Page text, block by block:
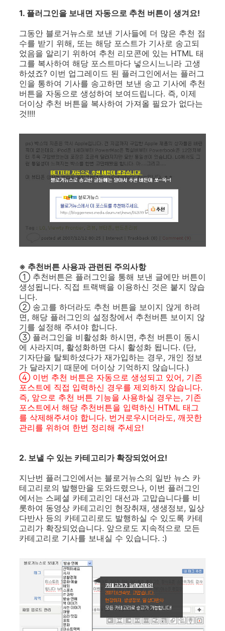
1. 플러그인을 보내면 자동으로 추천 버튼이 생겨요!
그동안 블로거뉴스로 보낸 기사들에 더 많은 추천 점
수를 받기 위해, 또는 해당 포스트가 기사로 송고되
었음을 알리기 위하여 추천 리모콘에 있는 HTML 태
그를 복사하여 해당 포스트마다 넣으시느니라 고생
하셨죠? 이번 업그레이드 된 플러그인에서는 플러그
인을 통하여 기사를 송고하면 보낸 송고 기사에 추천
버튼을 자동으로 생성하여 보여드립니다. 즉, 이제
더이상 추천 버튼을 복사하여 가져올 필요가 없다는
것!!!!
※ 추천버튼 사용과 관련된 주의사항
① 추천버튼은 플러그인을 통해 보낸 글에만 버튼이
생성됩니다. 직접 트랙백을 이용하신 것은 붙지 않습
니다.
② 송고를 하더라도 추천 버튼을 보이지 않게 하려
면, 해당 플러그인의 설정창에서 추천버튼 보이지 않
기를 설정해 주셔야 합니다.
③ 플러그인을 비활성화 하시면, 추천 버튼이 동시
에 사라지며, 활성화하면 다시 활성화 됩니다. (단,
기자단을 탈퇴하셨다가 재가입하는 경우, 개인 정보
가 달라지기 때문에 더이상 기억하지 않습니다.)
④ 이번 추천 버튼은 자동으로 생성되고 있어, 기존
포스트에 직접 입력하신 경우를 제외하지 않습니다.
즉, 앞으로 추천 버튼 기능을 사용하실 경우는, 기존
포스트에서 해당 추천버튼을 입력하신 HTML 태그
를 삭제해주셔야 합니다. 번거로우시더라도, 깨끗한
관리를 위하여 한번 정리해 주세요!
2. 보낼 수 있는 카테고리가 확장되었어요!
지난번 플러그인에서는 블로거뉴스의 일반 뉴스 카
테고리로의 발행만을 도와드렸으나, 이번 플러그인
에서는 스페셜 카테고리인 대선과 고맙습니다를 비
롯하여 동영상 카테고리인 현장취재, 생생정보, 일상
다반사 등의 카테고리로도 발행하실 수 있도록 카테
고리가 확장되었습니다. 앞으로도 지속적으로 모든
카테고리로 기사를 보내실 수 있습니다. :)